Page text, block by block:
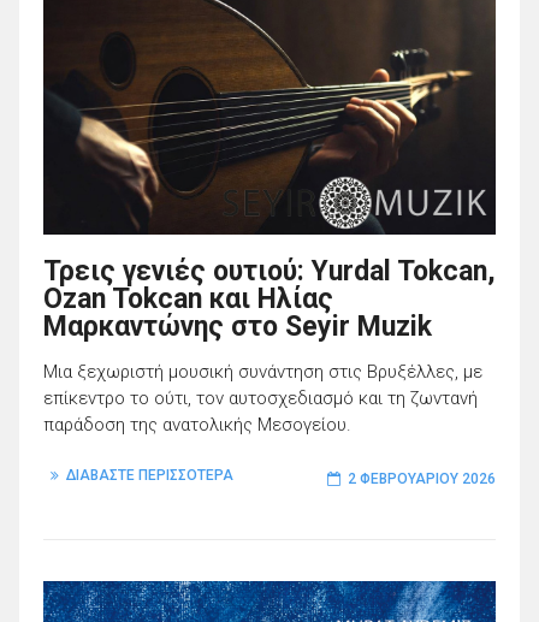
Τρεις γενιές ουτιού: Yurdal Tokcan,
Ozan Tokcan και Ηλίας
Μαρκαντώνης στο Seyir Muzik
Μια ξεχωριστή μουσική συνάντηση στις Βρυξέλλες, με
επίκεντρο το ούτι, τον αυτοσχεδιασμό και τη ζωντανή
παράδοση της ανατολικής Μεσογείου.
ΔΙΑΒΑΣΤΕ ΠΕΡΙΣΣΟΤΕΡΑ 2 ΦΕΒΡΟΥΑΡΊΟΥ 2026